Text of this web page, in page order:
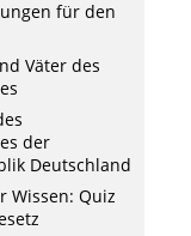
für den
Väter des
der
Deutschland
Wissen: Quiz